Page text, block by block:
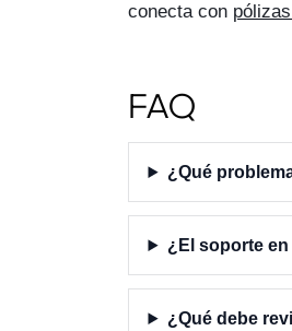
conecta con
FAQ
¿Qué
¿El soporte
¿Qué debe